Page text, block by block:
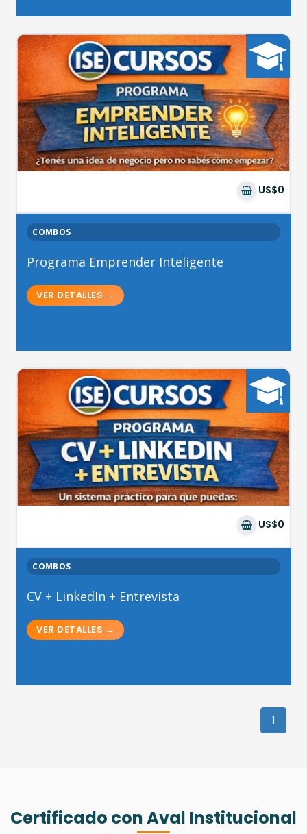
US$0
COMBOS
Programa Emprender Inteligente
US$0
COMBOS
CV + LinkedIn + Entrevista
1
Certificado con Aval Institucional